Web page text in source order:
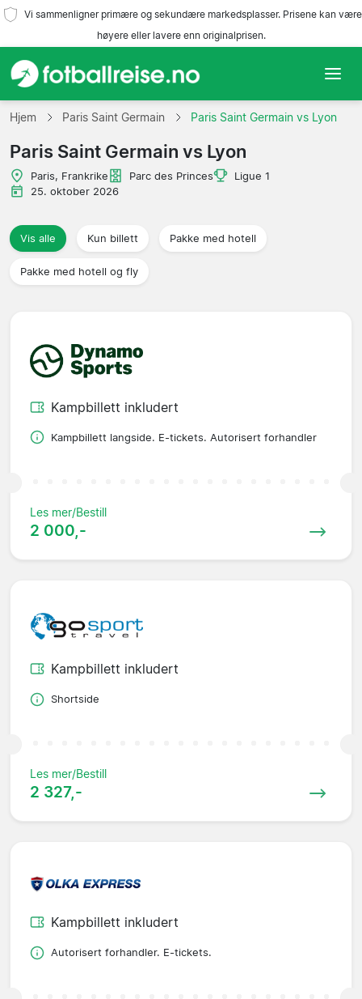
Vi sammenligner primære og sekundære markedsplasser. Prisene kan være
høyere eller lavere enn originalprisen.
Hjem
Lag
Ligaer
Reisebyråer
Hjem Paris Saint Germain Paris Saint Germain vs Lyon
Paris Saint Germain vs Lyon
Paris, Frankrike Parc des Princes
Ligue 1
25. oktober 2026
Vis alle Kun billett Pakke med hotell
Pakke med hotell og fly
Kampbillett inkludert
Kampbillett langside. E-tickets. Autorisert forhandler
Les mer/Bestill
2 000,-
Kampbillett inkludert
Shortside
Les mer/Bestill
2 327,-
Kampbillett inkludert
Autorisert forhandler. E-tickets.